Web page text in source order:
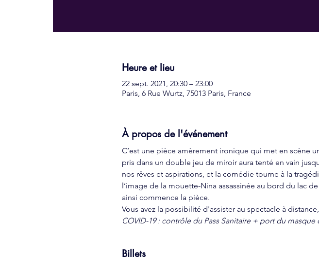
Heure et lieu
22 sept. 2021, 20:30 – 23:00
Paris, 6 Rue Wurtz, 75013 Paris, France
À propos de l'événement
C’est une pièce amèrement ironique qui met en scène
pris dans un double jeu de miroir aura tenté en vain
nos rêves et aspirations, et la comédie tourne à la
l’image de la mouette-Nina assassinée au bord du lac
ainsi commence la pièce.
Vous avez la possibilité d'assister au spectacle à
COVID-19 : contrôle du Pass Sanitaire + port du
Billets